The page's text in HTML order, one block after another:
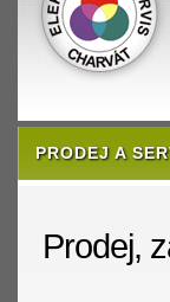
PRODEJ A
Prodej,